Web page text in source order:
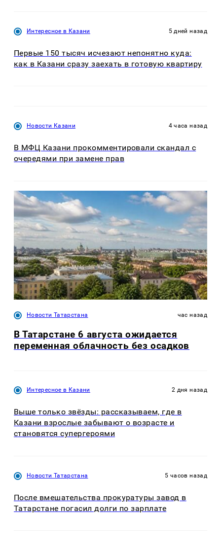
Интересное в Казани 5 дней назад
Первые 150 тысяч исчезают непонятно куда:
как в Казани сразу заехать в готовую квартиру
Новости Казани 4 часа назад
В МФЦ Казани прокомментировали скандал с
очередями при замене прав
Новости Татарстана час назад
В Татарстане 6 августа ожидается
переменная облачность без осадков
Интересное в Казани 2 дня назад
Выше только звёзды: рассказываем, где в
Казани взрослые забывают о возрасте и
становятся супергероями
Новости Татарстана 5 часов назад
После вмешательства прокуратуры завод в
Татарстане погасил долги по зарплате